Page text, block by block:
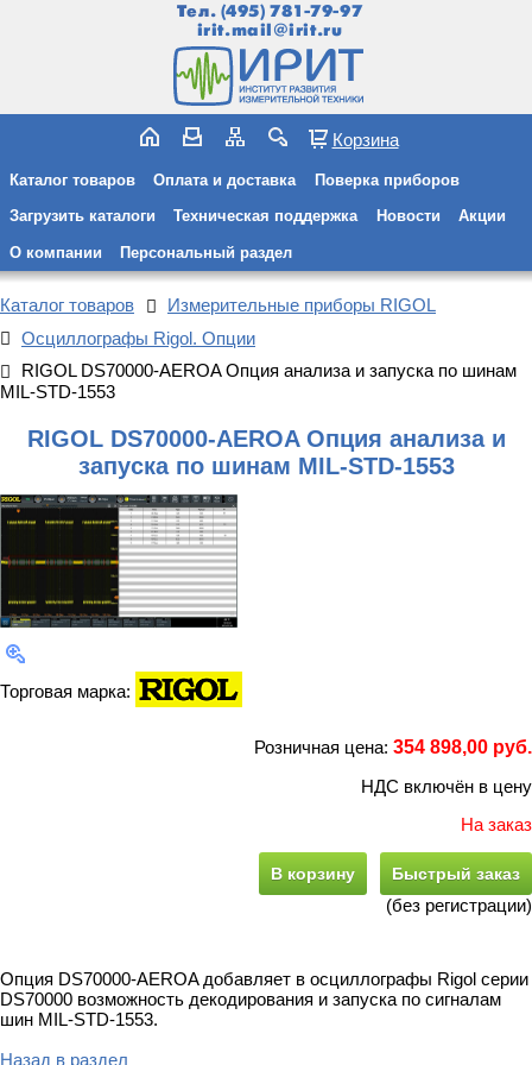
Тел. (495) 781-79-97
irit.mail@irit.ru
Корзина
Каталог товаров Оплата и доставка Поверка приборов
Загрузить каталоги Техническая поддержка Новости Акции
О компании Персональный раздел
Каталог товаров
Измерительные приборы RIGOL
Осциллографы Rigol. Опции
RIGOL DS70000-AEROA Опция анализа и запуска по шинам
MIL-STD-1553
RIGOL DS70000-AEROA Опция анализа и
запуска по шинам MIL-STD-1553
Торговая марка:
Розничная цена: 354 898,00 руб.
НДС включён в цену
На заказ
В корзину Быстрый заказ
(без регистрации)
Опция DS70000-AEROA добавляет в осциллографы Rigol серии
DS70000 возможность декодирования и запуска по сигналам
шин MIL-STD-1553.
Назад в раздел